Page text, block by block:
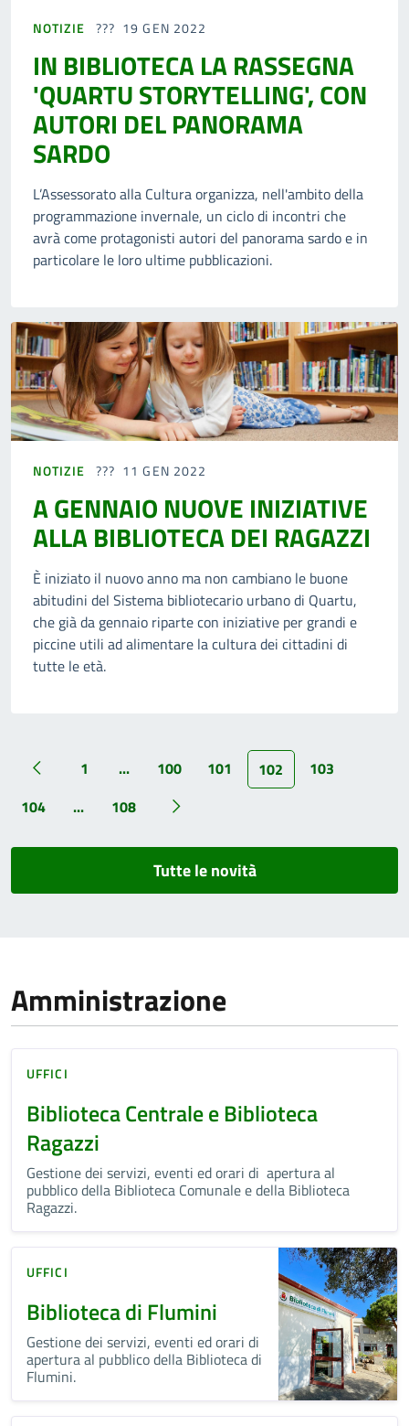
NOTIZIE 19 GEN 2022
IN BIBLIOTECA LA RASSEGNA
'QUARTU STORYTELLING', CON
AUTORI DEL PANORAMA
SARDO
L’Assessorato alla Cultura organizza, nell'ambito della
programmazione invernale, un ciclo di incontri che
avrà come protagonisti autori del panorama sardo e in
particolare le loro ultime pubblicazioni.
NOTIZIE 11 GEN 2022
A GENNAIO NUOVE INIZIATIVE
ALLA BIBLIOTECA DEI RAGAZZI
È iniziato il nuovo anno ma non cambiano le buone
abitudini del Sistema bibliotecario urbano di Quartu,
che già da gennaio riparte con iniziative per grandi e
piccine utili ad alimentare la cultura dei cittadini di
tutte le età.
1 ... 100 101 102
103
104
... 108
Tutte le novità
Amministrazione
UFFICI
Biblioteca Centrale e Biblioteca
Ragazzi
Gestione dei servizi, eventi ed orari di apertura al
pubblico della Biblioteca Comunale e della Biblioteca
Ragazzi.
UFFICI
Biblioteca di Flumini
Gestione dei servizi, eventi ed orari di
apertura al pubblico della Biblioteca di
Flumini.